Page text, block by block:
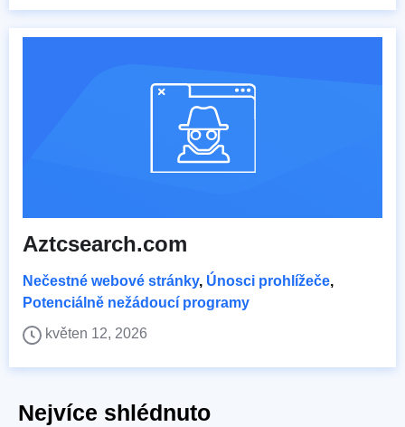
Aztcsearch.com
Nečestné webové stránky, Únosci prohlížeče,
Potenciálně nežádoucí programy
květen 12, 2026
Nejvíce shlédnuto